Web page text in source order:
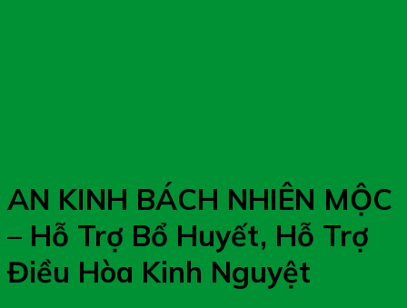
AN KINH BÁCH NHIÊN MỘC
– Hỗ Trợ Bổ Huyết, Hỗ Trợ
Điều Hòa Kinh Nguyệt